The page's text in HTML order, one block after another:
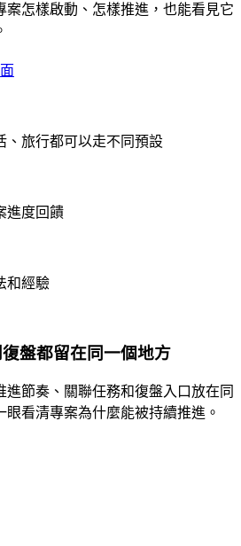
案怎樣啟動、怎樣推進，也能看見它
、旅行都可以走不同預設
進度回饋
和經驗
盤都留在同一個地方
進節奏、關聯任務和復盤入口放在同
看清專案為什麼能被持續推進。